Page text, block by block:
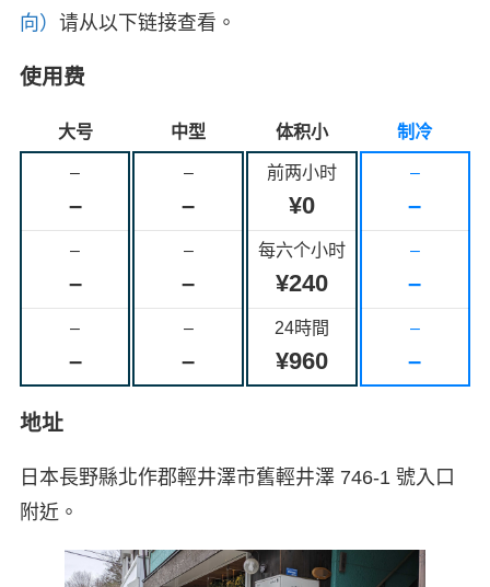
向） 请从以下链接查看。
使用费
大号 中型 体积小 制冷
–
–
–
–
–
–
–
–
–
–
–
–
前两小时
¥0
每六个小时
¥240
24時間
¥960
–
–
–
–
–
–
地址
日本長野縣北作郡輕井澤市舊輕井澤 746-1 號入口
附近。